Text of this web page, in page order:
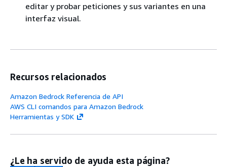
editar y probar peticiones y sus variantes en una
interfaz visual.
Recursos relacionados
Amazon Bedrock Referencia de API
AWS CLI comandos para Amazon Bedrock
Herramientas y SDK
¿Le ha servido de ayuda esta página?